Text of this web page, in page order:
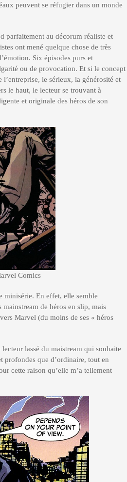
peuvent se réfugier dans un monde
parfaitement au décorum réaliste et
ont mené quelque chose de très
Six épisodes purs et
ou de provocation. Et si le concept
le sérieux, la générosité et
le haut, le lecteur se trouvant à
et originale des héros de son
Comics
minisérie. En effet, elle semble
de héros en slip, mais
Marvel (du moins de ses « héros
lassé du maistream qui souhaite
profondes que d’ordinaire, tout en
cette raison qu’elle m’a tellement